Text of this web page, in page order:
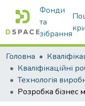
Фонди
та
зібрання
Головна